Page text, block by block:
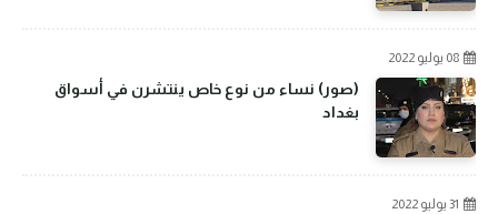
08 يوليو 2022
(صور) نساء من نوع خاص ينتشرن في أسواق
بغداد
31 يوليو 2022